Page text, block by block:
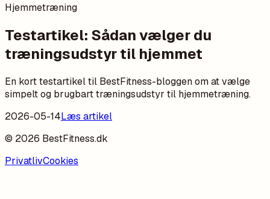
Hjemmetræning
Testartikel: Sådan vælger du
træningsudstyr til hjemmet
En kort testartikel til BestFitness-bloggen om at vælge
simpelt og brugbart træningsudstyr til hjemmetræning.
2026-05-14Læs artikel
© 2026 BestFitness.dk
PrivatlivCookies